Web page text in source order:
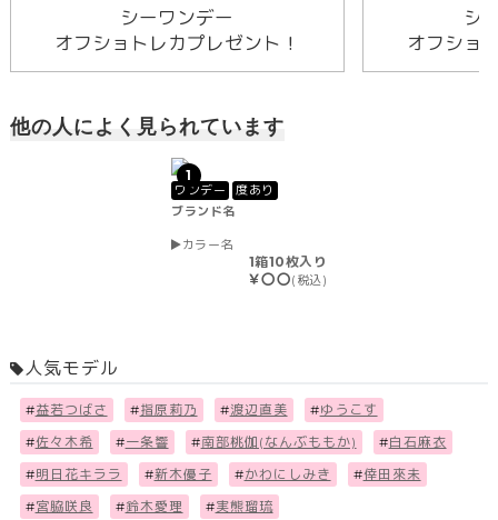
シーワンデー
オフショトレカプレゼント！
シ
オフショ
他の人によく見られています
1
ワンデー
度あり
ブランド名
カラー名
1箱10枚入り
￥〇〇(税込)
人気モデル
#益若つばさ #指原莉乃 #渡辺直美 #ゆうこす
#佐々木希 #一条響 #南部桃伽(なんぶももか) #白石麻衣
#明日花キララ #新木優子 #かわにしみき #倖田來未
#宮脇咲良 #鈴木愛理 #実熊瑠琉